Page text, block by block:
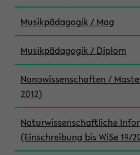
Musikpädagogik / Mag
Musikpädagogik / Diplom
Nanowissenschaften /
2012)
Naturwissenschaftliche
(Einschreibung bis WiSe 19/